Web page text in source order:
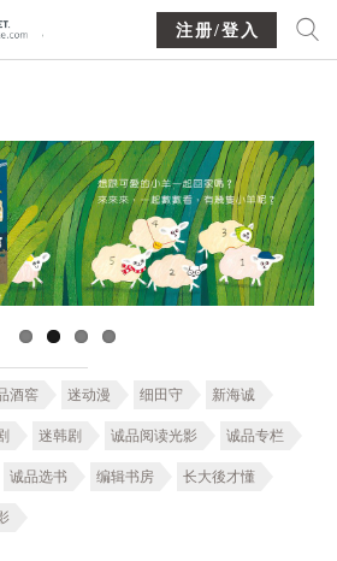
注册/登入
酒窖 迷动漫 细田守 新海诚
迷韩剧 诚品阅读光影 诚品专栏
诚品选书 编辑书房 长大後才懂